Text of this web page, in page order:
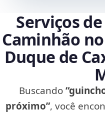
Serviços
Caminhão
Duque de
Buscando
próximo”, você